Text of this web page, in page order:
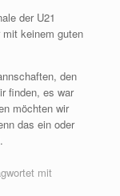
der U21
keinem guten
den
finden, es war
möchten wir
das ein oder
mit